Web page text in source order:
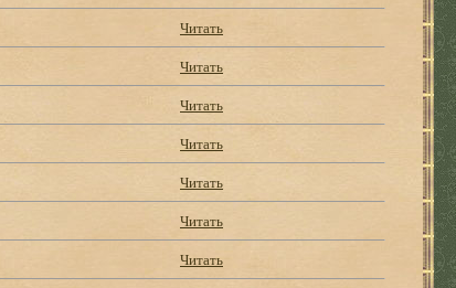
Читать
Читать
Читать
Читать
Читать
Читать
Читать